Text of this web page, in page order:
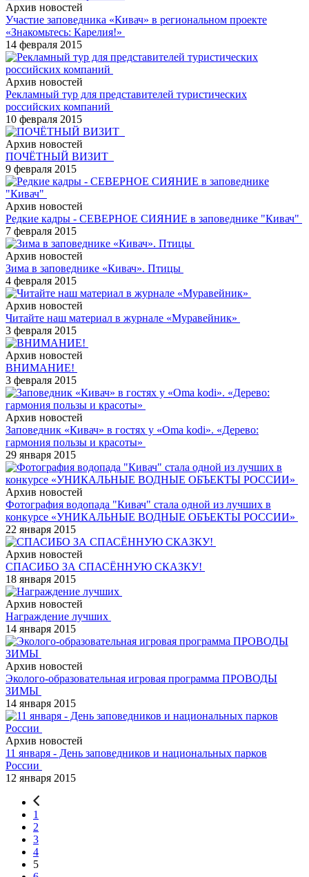
Архив новостей
Участие заповедника «Кивач» в региональном проекте
«Знакомьтесь: Карелия!»
14 февраля 2015
Архив новостей
Рекламный тур для представителей туристических
российских компаний
10 февраля 2015
Архив новостей
ПОЧЁТНЫЙ ВИЗИТ
9 февраля 2015
Архив новостей
Редкие кадры - СЕВЕРНОЕ СИЯНИЕ в заповеднике "Кивач"
7 февраля 2015
Архив новостей
Зима в заповеднике «Кивач». Птицы
4 февраля 2015
Архив новостей
Читайте наш материал в журнале «Муравейник»
3 февраля 2015
Архив новостей
ВНИМАНИЕ!
3 февраля 2015
Архив новостей
Заповедник «Кивач» в гостях у «Oma kodi». «Дерево:
гармония пользы и красоты»
29 января 2015
Архив новостей
Фотография водопада "Кивач" стала одной из лучших в
конкурсе «УНИКАЛЬНЫЕ ВОДНЫЕ ОБЪЕКТЫ РОССИИ»
22 января 2015
Архив новостей
СПАСИБО ЗА СПАСЁННУЮ СКАЗКУ!
18 января 2015
Архив новостей
Награждение лучших
14 января 2015
Архив новостей
Эколого-образовательная игровая программа ПРОВОДЫ
ЗИМЫ
14 января 2015
Архив новостей
11 января - День заповедников и национальных парков
России
12 января 2015
1
2
3
4
5